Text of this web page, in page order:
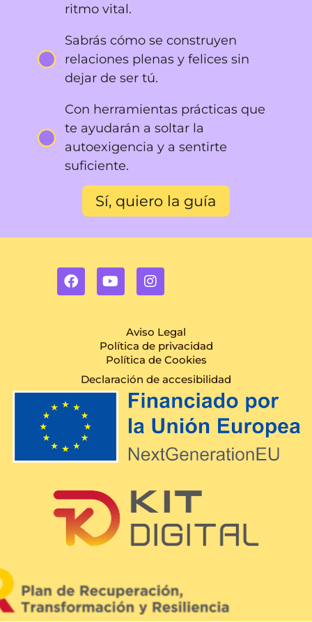
ritmo vital.
Sabrás cómo se construyen
relaciones plenas y felices sin
dejar de ser tú.
Con herramientas prácticas que
te ayudarán a soltar la
autoexigencia y a sentirte
suficiente.
Sí, quiero la guía
Aviso Legal
Política de privacidad
Política de Cookies
Declaración de accesibilidad